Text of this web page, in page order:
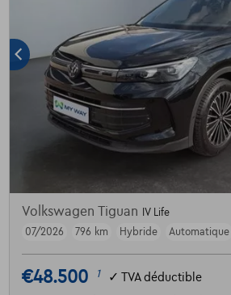
Volkswagen Tiguan
IV Life
07/2026
796 km Hybride Automatique
€48.500 1 ✓ TVA déductible